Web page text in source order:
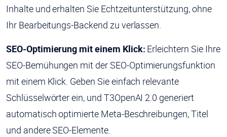
Inhalte und erhalten Sie Echtzeitunterstützung, ohne
Ihr Bearbeitungs-Backend zu verlassen.
SEO-Optimierung mit einem Klick: Erleichtern Sie Ihre
SEO-Bemühungen mit der SEO-Optimierungsfunktion
mit einem Klick. Geben Sie einfach relevante
Schlüsselwörter ein, und T3OpenAI 2.0 generiert
automatisch optimierte Meta-Beschreibungen, Titel
und andere SEO-Elemente.